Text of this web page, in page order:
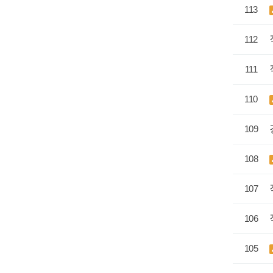
113
112
111
110
109
108
107
106
105